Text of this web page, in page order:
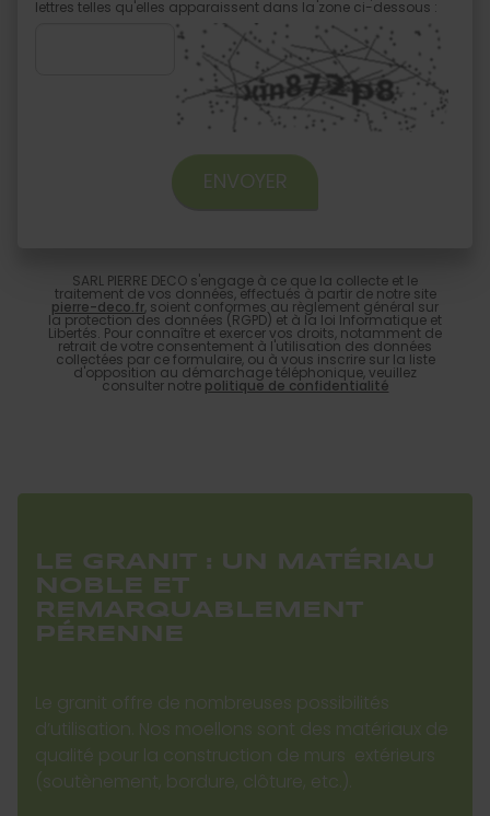
lettres telles qu'elles apparaissent dans la zone ci-dessous :
SARL PIERRE DECO s'engage à ce que la collecte et le
traitement de vos données, effectués à partir de notre site
pierre-deco.fr, soient conformes au règlement général sur
la protection des données (RGPD) et à la loi Informatique et
Libertés. Pour connaître et exercer vos droits, notamment de
retrait de votre consentement à l'utilisation des données
collectées par ce formulaire, ou à vous inscrire sur la liste
d'opposition au démarchage téléphonique, veuillez
consulter notre politique de confidentialité
LE GRANIT : UN MATÉRIAU
NOBLE ET
REMARQUABLEMENT
PÉRENNE
Le granit offre de nombreuses possibilités
d’utilisation. Nos moellons sont des matériaux de
qualité pour la construction de murs extérieurs
(soutènement, bordure, clôture, etc.).